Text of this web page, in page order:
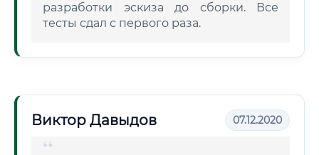
разработки эскиза до сборки. Все
тесты сдал с первого раза.
Виктор Давыдов 07.12.2020